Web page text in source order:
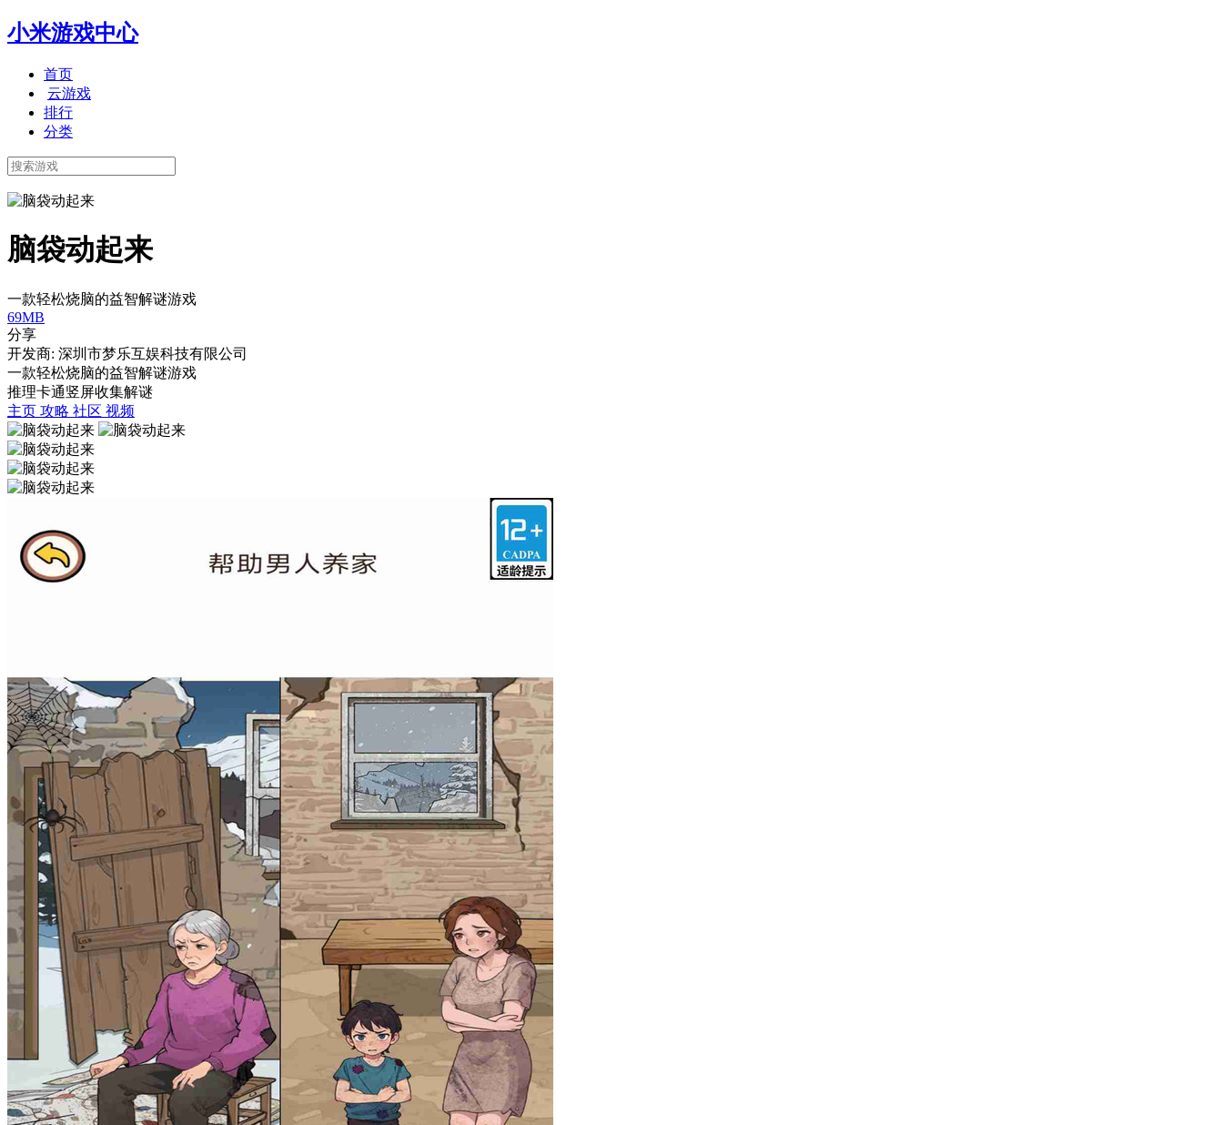
小米游戏中心
首页
云游戏
排行
分类
脑袋动起来
一款轻松烧脑的益智解谜游戏
69MB
分享
开发商: 深圳市梦乐互娱科技有限公司
一款轻松烧脑的益智解谜游戏
推理卡通竖屏收集解谜
主页 攻略 社区 视频